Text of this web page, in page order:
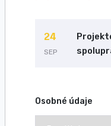
24
SEP
Osobné údaje